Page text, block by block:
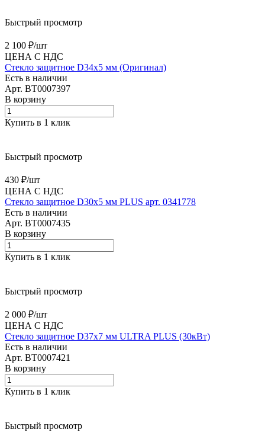
Быстрый просмотр
2 100 ₽/шт
ЦЕНА С НДС
Стекло защитное D34х5 мм (Оригинал)
Есть в наличии
Арт. BT0007397
В корзину
Купить в 1 клик
Быстрый просмотр
430 ₽/шт
ЦЕНА С НДС
Стекло защитное D30х5 мм PLUS арт. 0341778
Есть в наличии
Арт. BT0007435
В корзину
Купить в 1 клик
Быстрый просмотр
2 000 ₽/шт
ЦЕНА С НДС
Стекло защитное D37х7 мм ULTRA PLUS (30кВт)
Есть в наличии
Арт. BT0007421
В корзину
Купить в 1 клик
Быстрый просмотр